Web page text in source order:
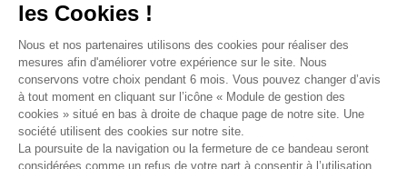
© 2020 - ATMOsphères - Tous
les Cookies !
Nous et nos partenaires utilisons des cookies pour réaliser des
mesures afin d'améliorer votre expérience sur le site. Nous
conservons votre choix pendant 6 mois. Vous pouvez changer d’avis
à tout moment en cliquant sur l’icône « Module de gestion des
cookies » situé en bas à droite de chaque page de notre site. Une
société utilisent des cookies sur notre site.
La poursuite de la navigation ou la fermeture de ce bandeau seront
considérées comme un refus de votre part à consentir à l’utilisation